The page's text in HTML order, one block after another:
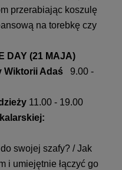
przerabiając koszulę
na torebkę czy
DAY (21 MAJA)
Wiktorii Adaś
9.00 -
11.00 - 19.00
swojej szafy? / Jak
i umiejętnie łączyć go